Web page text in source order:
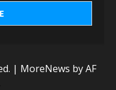
| MoreNews by AF